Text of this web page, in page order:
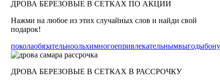
ДРОВА БЕРЕЗОВЫЕ В СЕТКАХ ПО АКЦИИ
Нажми на любое из этих случайных слов и найди свой
подарок!
поколаобязательноольхимногоепривлекательнымвыгоды
ДРОВА БЕРЕЗОВЫЕ В СЕТКАХ В РАССРОЧКУ